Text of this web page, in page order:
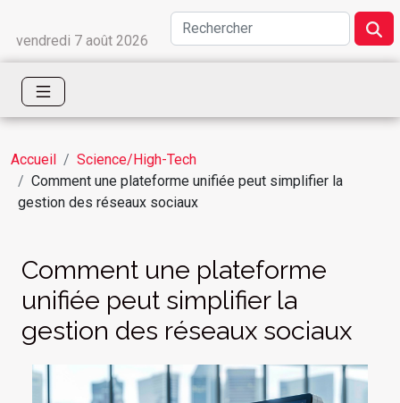
vendredi 7 août 2026
Accueil
Science/High-Tech
Comment une plateforme unifiée peut simplifier la
gestion des réseaux sociaux
Comment une plateforme
unifiée peut simplifier la
gestion des réseaux sociaux